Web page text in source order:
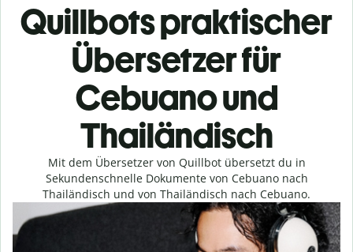
Quillbots praktischer
Übersetzer für
Cebuano und
Thailändisch
Mit dem Übersetzer von Quillbot übersetzt du in
Sekundenschnelle Dokumente von Cebuano nach
Thailändisch und von Thailändisch nach Cebuano.